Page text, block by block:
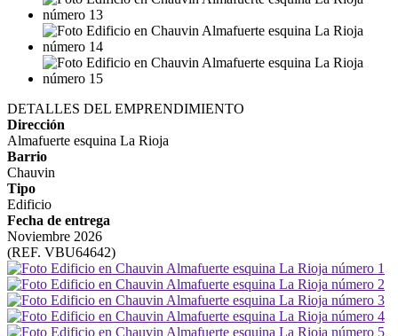
DETALLES DEL EMPRENDIMIENTO
Dirección
Almafuerte esquina La Rioja
Barrio
Chauvin
Tipo
Edificio
Fecha de entrega
Noviembre 2026
(REF. VBU64642)